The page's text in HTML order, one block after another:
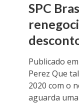
SPC
Publicado
Perez Que
2020 com o
aguarda